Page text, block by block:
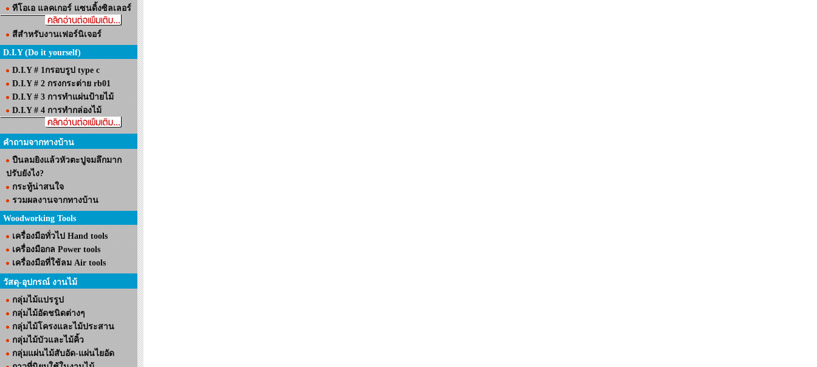
ทีโอเอ แลคเกอร์ แซนดิ้งซิลเลอร์
สีสำหรับงานเฟอร์นิเจอร์
D.I.Y (Do it yourself)
D.I.Y # 1กรอบรูป type c
D.I.Y # 2 กรงกระต่าย rb01
D.I.Y # 3 การทำแผ่นป้ายไม้
D.I.Y # 4 การทำกล่องไม้
คำถามจากทางบ้าน
ปืนลมยิงแล้วหัวตะปูจมลึกมาก
ปรับยังไง?
กระทู้น่าสนใจ
รวมผลงานจากทางบ้าน
Woodworking Tools
เครื่องมือทั่วไป Hand tools
เครื่องมือกล Power tools
เครื่องมือที่ใช้ลม Air tools
วัสดุ-อุปกรณ์ งานไม้
กลุ่มไม้แปรรูป
กลุ่มไม้อัดชนิดต่างๆ
กลุ่มไม้โครงและไม้ประสาน
กลุ่มไม้บัวและไม้คิ้ว
กลุ่มแผ่นไม้สับอัด-แผ่นไยอัด